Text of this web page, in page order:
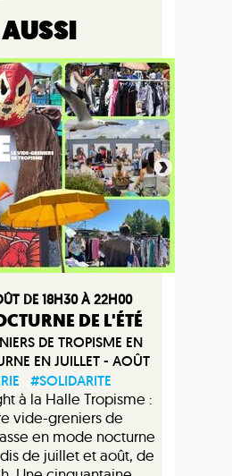
DE 18H30 À 22H00
DE L'ÉTÉ
DE TROPISME EN
EN JUILLET - AOÛT
#SOLIDARITE
à la Halle Tropisme :
vide-greniers de
en mode nocturne
de juillet et août, de